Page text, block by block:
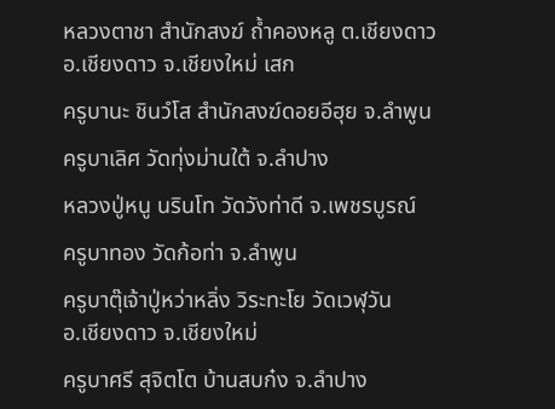
หลวงตาชา สำนักสงฆ์ ถ้ำคองหลู ต.เชียงดาว
อ.เชียงดาว จ.เชียงใหม่ เสก
ครูบานะ ชินวํโส สำนักสงฆ์ดอยอีฮุย จ.ลำพูน
ครูบาเลิศ วัดทุ่งม่านใต้ จ.ลำปาง
หลวงปู่หนู นรินโท วัดวังท่าดี จ.เพชรบูรณ์
ครูบาทอง วัดก้อท่า จ.ลำพูน
ครูบาตุ๊เจ้าปู่หว่าหลิ่ง วิระทะโย วัดเวฬุวัน
อ.เชียงดาว จ.เชียงใหม่
ครูบาศรี สุจิตโต บ้านสบก๋ง จ.ลำปาง